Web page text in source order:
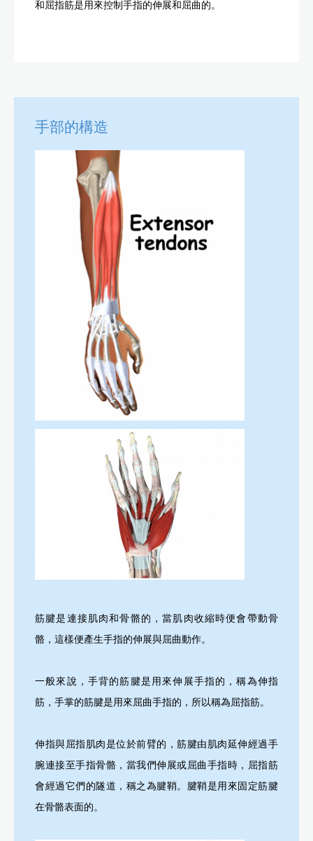
和屈指筋是用來控制手指的伸展和屈曲的。
手部的構造
筋腱是連接肌肉和骨骼的，當肌肉收縮時便會帶動骨
骼，這樣便產生手指的伸展與屈曲動作。
一般來說，手背的筋腱是用來伸展手指的，稱為伸指
筋，手掌的筋腱是用來屈曲手指的，所以稱為屈指筋。
伸指與屈指肌肉是位於前臂的，筋腱由肌肉延伸經過手
腕連接至手指骨骼，當我們伸展或屈曲手指時，屈指筋
會經過它們的隧道，稱之為腱鞘。腱鞘是用來固定筋腱
在骨骼表面的。